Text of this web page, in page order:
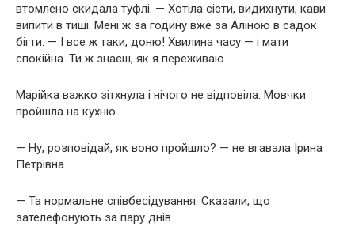
втомлено скидала туфлі. — Хотіла сісти, видихнути, кави
випити в тиші. Мені ж за годину вже за Аліною в садок
бігти. — І все ж таки, доню! Хвилина часу — і мати
спокійна. Ти ж знаєш, як я переживаю.
Марійка важко зітхнула і нічого не відповіла. Мовчки
пройшла на кухню.
— Ну, розповідай, як воно пройшло? — не вгавала Ірина
Петрівна.
— Та нормальне співбесідування. Сказали, що
зателефонують за пару днів.